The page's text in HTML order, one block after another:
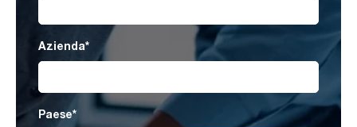
Azienda*
Paese*